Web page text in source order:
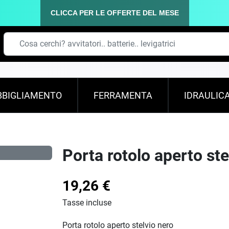
CLICCA PER LE OFFERTE DEL MESE
FERRAMENTA
Porta rotolo aperto
19,26 €
Tasse incluse
Porta rotolo aperto stelvio nero